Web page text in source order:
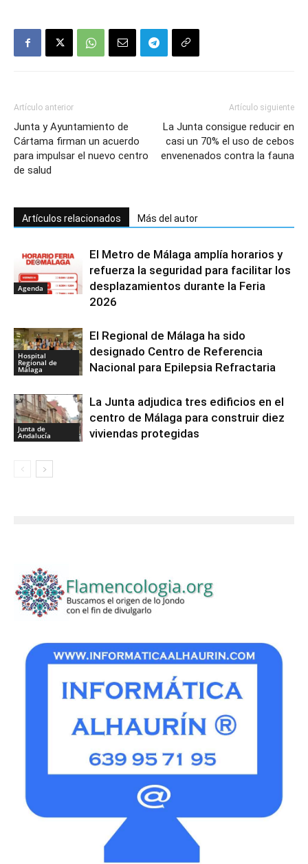
Artículo anterior
Junta y Ayuntamiento de
Cártama firman un acuerdo
para impulsar el nuevo centro
de salud
Artículo siguiente
La Junta consigue reducir en
casi un 70% el uso de cebos
envenenados contra la fauna
Artículos relacionados Más del autor
Agenda
El Metro de Málaga amplía horarios y
refuerza la seguridad para facilitar los
desplazamientos durante la Feria
2026
Hospital
Regional de
Málaga
El Regional de Málaga ha sido
designado Centro de Referencia
Nacional para Epilepsia Refractaria
Junta de
Andalucía
La Junta adjudica tres edificios en el
centro de Málaga para construir diez
viviendas protegidas